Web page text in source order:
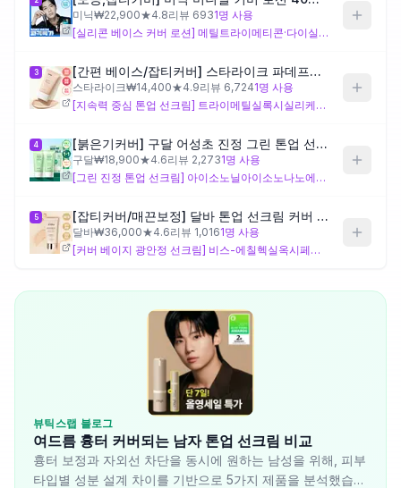
Login
미닉₩22,900★4.8리뷰 6931명 사용
[실리콘 베이스 커버 로션] 메틸트라이메티콘·다이실록세인 중심의 실리콘 베이스로 가볍고 건조한 피니시를 내도록 설계되어 있어, 피지가 많거나 번들거림을 줄이고 싶은 남성에게 맞는 설계 방향이에요. 스페인감초뿌리추출물이 포함되어 붉은기 피부를 고려한 구성이나, 보습 성분이 적어 건성 경향이 있는 피부에는 당김이 느껴질 수 있어요.
3 [간편 베이스/잡티커버] 스타라이크 파데프리 톤업 선크림 50ml
스타라이크₩14,400★4.9리뷰 6,7241명 사용
[지속력 중심 톤업 선크림] 트라이메틸실록시실리케이트와 메틸메타크릴레이트크로스폴리머 등 피막 형성제가 다수 포함되어 지속력과 피지 흡착에 특화된 설계예요. 블랙헤드가 있는 지성 피부에서 유분 번짐을 줄이는 데 맞는 구성이나, 물리적 자외선 차단제 비중이 높아 백탁이 생길 수 있고 피막감에 민감한 피부에는 답답하게 느껴질 수 있어요.
4 [붉은기커버] 구달 어성초 진정 그린 톤업 선크림 50ml 1+1 기획
구달₩18,900★4.6리뷰 2,2731명 사용
[그린 진정 톤업 선크림] 아이소노닐아이소노나노에이트, 다이카프릴릴카보네이트, 다이아이소프로필세바케이트 등 다수의 에스터 오일 베이스에 그린 색조가 더해져 울긋불긋한 붉은기 보정에 설계 의도가 맞춰져 있어요. 다만 에몰리언트 오일 함량이 풍부해 블랙헤드가 있거나 지성 경향인 피부에는 모공을 자극할 수 있어 주의가 필요해요.
5 [잡티커버/매끈보정] 달바 톤업 선크림 커버 베이지 50ml
달바₩36,000★4.6리뷰 1,0161명 사용
[커버 베이지 광안정 선크림] 비스-에칠헥실옥시페놀메톡시페닐트라이아진(Tinosorb S)을 포함한 고광안정성 자외선 차단제 조합으로 차단 성능 유지에 초점이 맞춰진 설계예요. 시어버터가 포함되어 있어 건조한 흉터 주변 피부에는 보습감 측면에서 맞는 구성이나, 톤업보다 커버 베이지 색조에 가까워 밝아 보이는 효과를 기대한다면 기대치를 조정할 필요가 있고, 블랙헤드 피부에는 시어버터가 부담이 될 수 있어요.
뷰틱스랩 블로그
여드름 흉터 커버되는 남자 톤업 선크림 비교
흉터 보정과 자외선 차단을 동시에 원하는 남성을 위해, 피부
타입별 성분 설계 차이를 기반으로 5가지 제품을 분석했습니